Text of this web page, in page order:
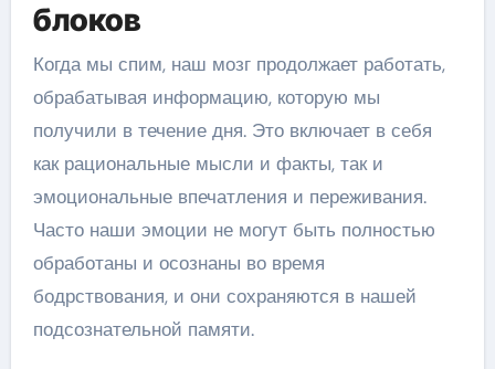
блоков
Когда мы спим, наш мозг продолжает работать,
обрабатывая информацию, которую мы
получили в течение дня. Это включает в себя
как рациональные мысли и факты, так и
эмоциональные впечатления и переживания.
Часто наши эмоции не могут быть полностью
обработаны и осознаны во время
бодрствования, и они сохраняются в нашей
подсознательной памяти.